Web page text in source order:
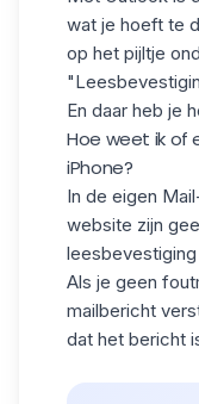
wat je hoeft te
op het pijltje
En daar heb je
Hoe weet ik of
iPhone?
In de eigen
website zijn
Als je geen
mailbericht
dat het bericht